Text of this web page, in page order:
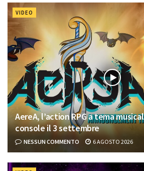
VIDEO
AereA, l’action RPG a tema
console il 3 settembre
NESSUN COMMENTO 6 AGOSTO 2026